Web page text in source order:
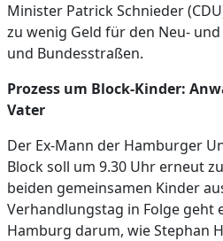
Minister Patrick Schnieder
zu wenig Geld für den Neu-
und Bundesstraßen.
Prozess um Block-Kinder:
Vater
Der Ex-Mann der Hamburger
Block soll um 9.30 Uhr erneut
beiden gemeinsamen Kinder
Verhandlungstag in Folge geht
Hamburg darum, wie Stephan